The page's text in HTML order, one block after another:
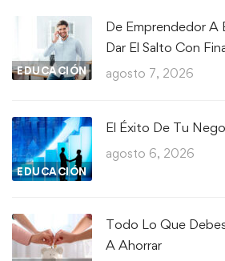
EDUCACIÓN
De Emprendedor A
Dar El Salto Con
agosto 7, 2026
EDUCACIÓN
El Éxito De Tu
agosto 6, 2026
Todo Lo Que
A Ahorrar